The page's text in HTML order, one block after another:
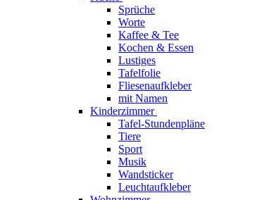
Sprüche
Worte
Kaffee & Tee
Kochen & Essen
Lustiges
Tafelfolie
Fliesenaufkleber
mit Namen
Kinderzimmer
Tafel-Stundenpläne
Tiere
Sport
Musik
Wandsticker
Leuchtaufkleber